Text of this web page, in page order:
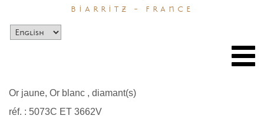
BIARRITZ - FRANCE
Or jaune, Or blanc , diamant(s)
réf. : 5073C ET 3662V